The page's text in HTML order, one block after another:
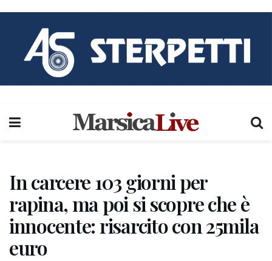
In carcere 103 giorni per
rapina, ma poi si scopre che è
innocente: risarcito con 25mila
euro